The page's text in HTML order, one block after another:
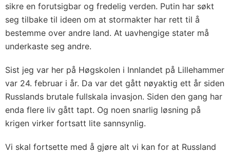
sikre en forutsigbar og fredelig verden. Putin har søkt
seg tilbake til ideen om at stormakter har rett til å
bestemme over andre land. At uavhengige stater må
underkaste seg andre.
Sist jeg var her på Høgskolen i Innlandet på Lillehammer
var 24. februar i år. Da var det gått nøyaktig ett år siden
Russlands brutale fullskala invasjon. Siden den gang har
enda flere liv gått tapt. Og noen snarlig løsning på
krigen virker fortsatt lite sannsynlig.
Vi skal fortsette med å gjøre alt vi kan for at Russland